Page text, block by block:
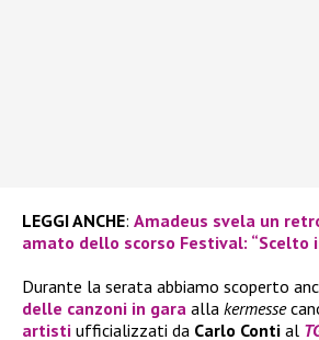
LEGGI ANCHE: Amadeus svela un
amato dello scorso Festival: “Scelto
Durante la serata abbiamo scoperto
delle canzoni in gara alla kermesse
artisti ufficializzati da Carlo Conti al